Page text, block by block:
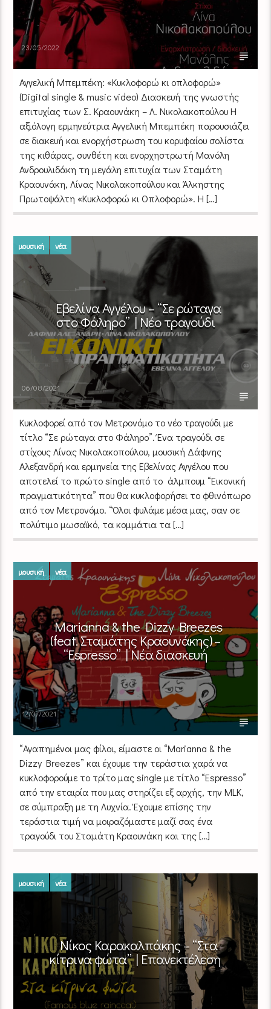
23/05/2022
Αγγελική Μπεμπέκη: «Κυκλοφορώ κι οπλοφορώ»
(Digital single & music video) Διασκευή της γνωστής
επιτυχίας των Σ. Κραουνάκη – Λ. Νικολακοπούλου Η
αξιόλογη ερμηνεύτρια Αγγελική Μπεμπέκη παρουσιάζει
σε διακευή και ενορχήστρωση του κορυφαίου σολίστα
της κιθάρας, συνθέτη και ενορχηστρωτή Μανόλη
Ανδρουλιδάκη τη μεγάλη επιτυχία των Σταμάτη
Κραουνάκη, Λίνας Νικολακοπούλου και Άλκηστης
Πρωτοψάλτη «Κυκλοφορώ κι Οπλοφορώ». Η […]
μουσική νέα
Εβελίνα Αγγέλου – “Σε ρώταγα
στο Φάληρο” | Νέο τραγούδι
06/08/2021
Κυκλοφορεί από τον Μετρονόμο το νέο τραγούδι με
τίτλο “Σε ρώταγα στο Φάληρο”. Ένα τραγούδι σε
στίχους Λίνας Νικολακοπούλου, μουσική Δάφνης
Αλεξανδρή και ερμηνεία της Εβελίνας Αγγέλου που
αποτελεί το πρώτο single από το άλμπουμ “Εικονική
πραγματικότητα” που θα κυκλοφορήσει το φθινόπωρο
από τον Μετρονόμο. “Όλοι φυλάμε μέσα μας, σαν σε
πολύτιμο μωσαϊκό, τα κομμάτια τα […]
μουσική νέα
Marianna & the Dizzy Breezes
(feat. Σταμάτης Κραουνάκης) –
“Espresso” | Νέα διασκευή
12/07/2021
“Αγαπημένοι μας φίλοι, είμαστε οι “Marianna & the
Dizzy Breezes” και έχουμε την τεράστια χαρά να
κυκλοφορούμε το τρίτο μας single με τίτλο “Espresso”
από την εταιρία που μας στηρίζει εξ αρχής, την MLK,
σε σύμπραξη με τη Λυχνία. Έχουμε επίσης την
τεράστια τιμή να μοιραζόμαστε μαζί σας ένα
τραγούδι του Σταμάτη Κραουνάκη και της […]
μουσική νέα
Νίκος Καρακαλπάκης – “Στα
κίτρινα φώτα” | Επανεκτέλεση